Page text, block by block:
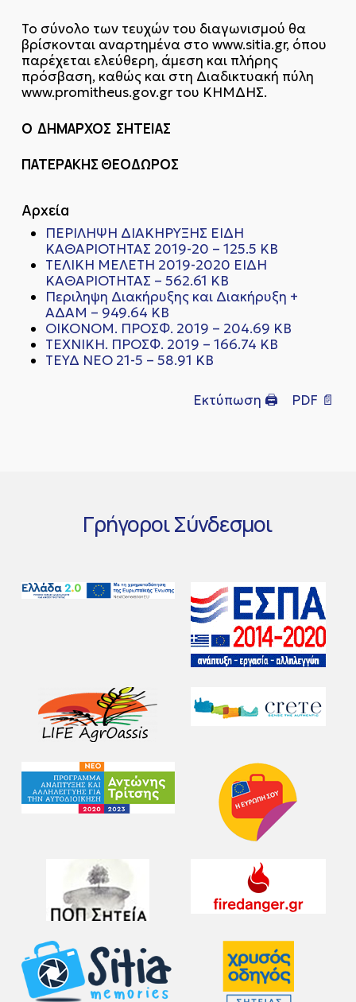
Το σύνολο των τευχών του διαγωνισμού θα
βρίσκονται αναρτημένα στο www.sitia.gr, όπου
παρέχεται ελεύθερη, άμεση και πλήρης
πρόσβαση, καθώς και στη Διαδικτυακή πύλη
www.promitheus.gov.gr του ΚΗΜΔΗΣ.
Ο ΔΗΜΑΡΧΟΣ ΣΗΤΕΙΑΣ
ΠΑΤΕΡΑΚΗΣ ΘΕΟΔΩΡΟΣ
Αρχεία
ΠΕΡΙΛΗΨΗ ΔΙΑΚΗΡΥΞΗΣ ΕΙΔΗ
ΚΑΘΑΡΙΟΤΗΤΑΣ 2019-20 – 125.5 KB
ΤΕΛΙΚΗ ΜΕΛΕΤΗ 2019-2020 ΕΙΔΗ
ΚΑΘΑΡΙΟΤΗΤΑΣ – 562.61 KB
Περιληψη Διακήρυξης και Διακήρυξη +
ΑΔΑΜ – 949.64 KB
ΟΙΚΟΝΟΜ. ΠΡΟΣΦ. 2019 – 204.69 KB
ΤΕΧΝΙΚΗ. ΠΡΟΣΦ. 2019 – 166.74 KB
ΤΕΥΔ ΝΕΟ 21-5 – 58.91 KB
Εκτύπωση 🖨 PDF 📄
ΓρήγοροιΣύνδεσμοι